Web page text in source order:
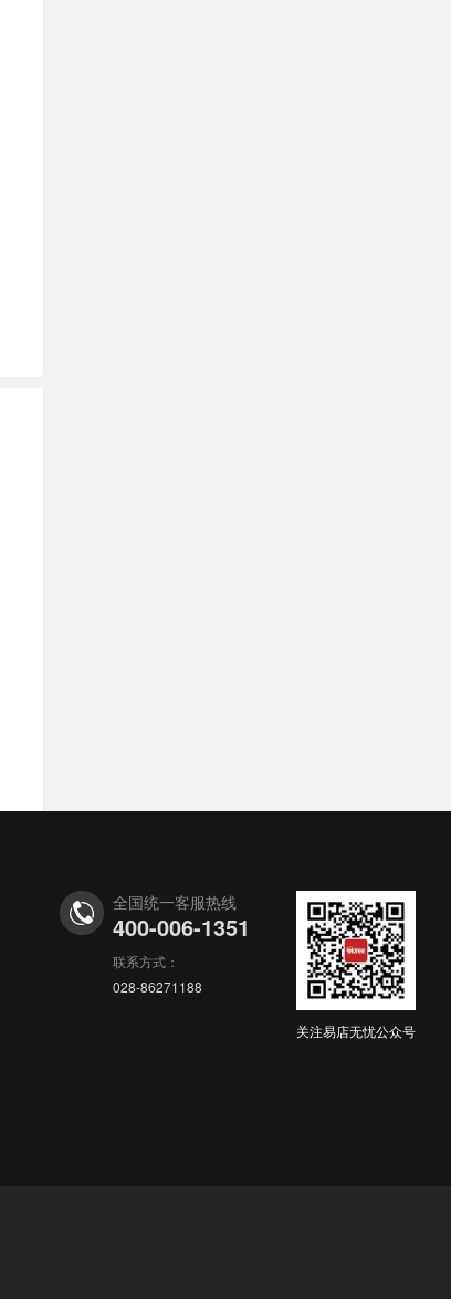
全国统一客服热线
400-006-1351
联系方式：
028-86271188
关注易店无忧公众号